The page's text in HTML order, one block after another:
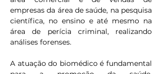
empresas da área de saúde, na pesquisa
científica, no ensino e até mesmo na
área de perícia criminal, realizando
análises forenses.
A atuação do biomédico é fundamental